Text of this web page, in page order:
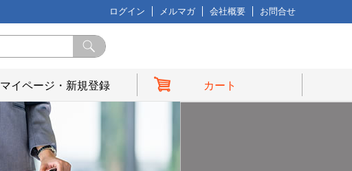
ログイン メルマガ 会社概要 お問合せ
マイページ・新規登録 カート